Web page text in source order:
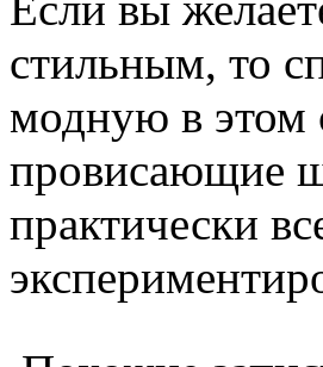
стильным, то
модную в этом
провисающие
практически